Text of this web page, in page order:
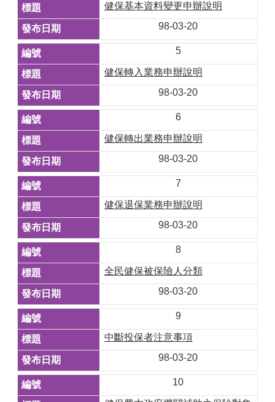
健保基本資料變更申辦說明
98-03-20
5
健保轉入業務申辦說明
98-03-20
6
健保轉出業務申辦說明
98-03-20
7
健保退保業務申辦說明
98-03-20
8
全民健保被保險人分類
98-03-20
9
中斷投保者注意事項
98-03-20
10